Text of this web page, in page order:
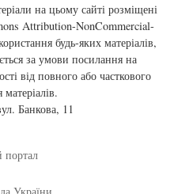
на цьому сайті розміщені
Attribution-NonCommercial-
будь-яких матеріалів,
за умови посилання на
від повного або часткового
Банкова, 11
портал